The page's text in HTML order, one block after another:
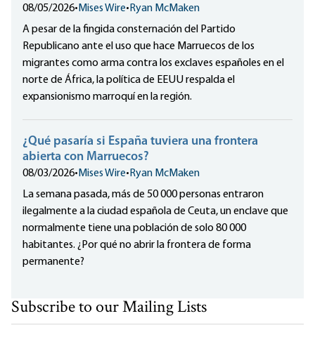
08/05/2026• Mises Wire• Ryan McMaken
A pesar de la fingida consternación del Partido
Republicano ante el uso que hace Marruecos de los
migrantes como arma contra los exclaves españoles en el
norte de África, la política de EEUU respalda el
expansionismo marroquí en la región.
¿Qué pasaría si España tuviera una frontera
abierta con Marruecos?
08/03/2026• Mises Wire• Ryan McMaken
La semana pasada, más de 50 000 personas entraron
ilegalmente a la ciudad española de Ceuta, un enclave que
normalmente tiene una población de solo 80 000
habitantes. ¿Por qué no abrir la frontera de forma
permanente?
Subscribe to our Mailing Lists